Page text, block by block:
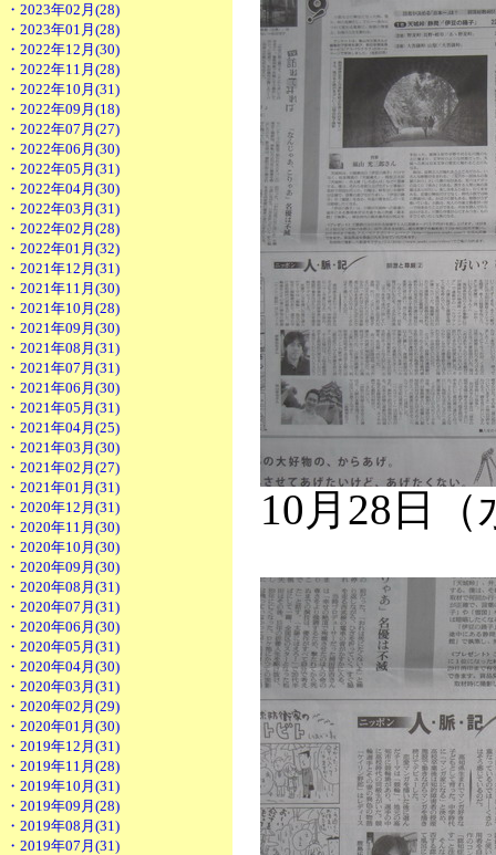
・2023年02月(28)
・2023年01月(28)
・2022年12月(30)
・2022年11月(28)
・2022年10月(31)
・2022年09月(18)
・2022年07月(27)
・2022年06月(30)
・2022年05月(31)
・2022年04月(30)
・2022年03月(31)
・2022年02月(28)
・2022年01月(32)
・2021年12月(31)
・2021年11月(30)
・2021年10月(28)
・2021年09月(30)
・2021年08月(31)
・2021年07月(31)
・2021年06月(30)
・2021年05月(31)
・2021年04月(25)
・2021年03月(30)
・2021年02月(27)
・2021年01月(31)
・2020年12月(31)
・2020年11月(30)
・2020年10月(30)
・2020年09月(30)
・2020年08月(31)
・2020年07月(31)
・2020年06月(30)
・2020年05月(31)
・2020年04月(30)
・2020年03月(31)
・2020年02月(29)
・2020年01月(30)
・2019年12月(31)
・2019年11月(28)
・2019年10月(31)
・2019年09月(28)
・2019年08月(31)
・2019年07月(31)
10月28日（